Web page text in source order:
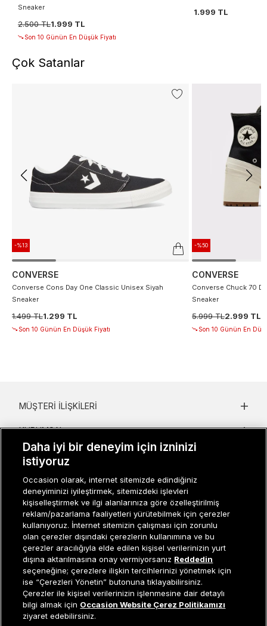
Tükendi
Sneaker
2.500 TL1.999 TL
Son 10 Günün En Düşük Fiyatı
1.999 TL
Çok Satanlar
-%13
CONVERSE
Converse Cons Day One Classic Unisex Siyah
Sneaker
1.499 TL1.299 TL
Son 10 Günün En Düşük Fiyatı
-%50
CONVERSE
Converse Chuck 70
Sneaker
5.999 TL2.999 TL
Son 10 Günün En
Müşteri İlişkileri0 850 800 01 20
MÜŞTERI İLIŞKILERI
KURUMSAL
KADIN KATEGORILER
GRUP MARKALAR
ERKEK KATEGORILER
Occasion bir EREN PERAKENDE markasıdır. © Eren Holding
Daha iyi bir deneyim için izninizi
istiyoruz
Occasion olarak, internet sitemizde edindiğiniz
deneyiminizi iyileştirmek, sitemizdeki işlevleri
kişiselleştirmek ve ilgi alanlarınıza göre özelleştirilmiş
reklam/pazarlama faaliyetleri yürütebilmek için çerezler
kullanıyoruz. İnternet sitemizin çalışması için zorunlu
olan çerezler dışındaki çerezlerin kullanımına ve bu
çerezler aracılığıyla elde edilen kişisel verilerinizin yurt
dışına aktarılmasına onay vermiyorsanız Reddedin
seçeneğine; çerezlere ilişkin tercihlerinizi yönetmek için
ise “Çerezleri Yönetin” butonuna tıklayabilirsiniz.
Çerezler ile kişisel verilerinizin işlenmesine dair detaylı
bilgi almak için Occasion Website Çerez Politikamızı
ziyaret edebilirsiniz.